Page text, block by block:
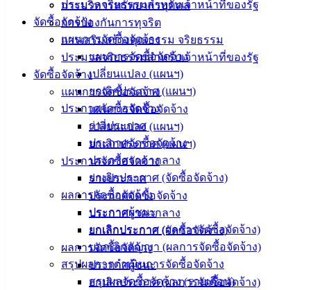
ประมวลจริยธรรมสำหรับเจ้าหน้าที่ของรัฐ
จัดซื้อจัดจ้าง
แผนการจัดซื้อจัดจ้าง
แผนการจัดซื้อจัดจ้าง
เปลี่ยนแปลง (แผนฯ)
ยกเลิกประกาศ (แผนฯ)
ประกาศจัดซื้อจัดจ้าง
ร่างประกาศ
ประกาศจัดซื้อจัดจ้าง
ประกาศราคากลาง
ยกเลิกประกาศ (จัดซื้อจัดจ้าง)
ผลการจัดซื้อจัดจ้าง
ประกาศผู้ชนะ
ยกเลิกประกาศ (ผลการจัดซื้อจัดจ้าง)
บอกเลิกสัญญา (ผลการจัดซื้อจัดจ้าง)
สรุปผลการดำเนินการจัดซื้อจัดจ้าง
สรุปผลจัดซื้อจัดจ้าง (รายเดือน)
การบริหารทรัพยากรบุคคล
การป้องกันการทุจริต
การเสริมสร้างคุณธรรม จริยธรรม
ประมวลจริยธรรมสำหรับเจ้าหน้าที่ของรัฐ
จัดซื้อจัดจ้าง
แผนการจัดซื้อจัดจ้าง
แผนการจัดซื้อจัดจ้าง
เปลี่ยนแปลง (แผนฯ)
ยกเลิกประกาศ (แผนฯ)
ประกาศจัดซื้อจัดจ้าง
ร่างประกาศ
ประกาศจัดซื้อจัดจ้าง
ประกาศราคากลาง
ยกเลิกประกาศ (จัดซื้อจัดจ้าง)
ผลการจัดซื้อจัดจ้าง
ประกาศผู้ชนะ
ยกเลิกประกาศ (ผลการจัดซื้อจัดจ้าง)
คู่มือ
สำหรับ
ประชาชน/
คู่มือการ
ปฏิบัติ
งาน
ศุนย์
ข่าวสาร
อิเล็กทรอนิกส์
ความรู้
(Knowledge
Management)